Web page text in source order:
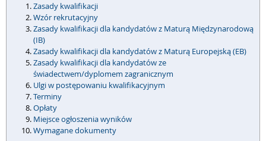
Zasady kwalifikacji
Wzór rekrutacyjny
Zasady kwalifikacji dla kandydatów z Maturą Międzynarodową
(IB)
Zasady kwalifikacji dla kandydatów z Maturą Europejską (EB)
Zasady kwalifikacji dla kandydatów ze
świadectwem/dyplomem zagranicznym
Ulgi w postępowaniu kwalifikacyjnym
Terminy
Opłaty
Miejsce ogłoszenia wyników
Wymagane dokumenty